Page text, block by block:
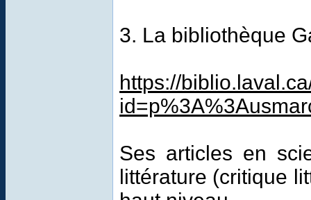
3. La bibliothèque
https://
Ses articles en
littérature (critique